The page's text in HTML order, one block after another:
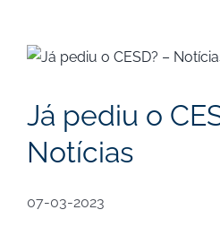
View
Image
Já pediu o
Notícias
07-03-2023